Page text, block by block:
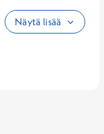
Näytä lisää